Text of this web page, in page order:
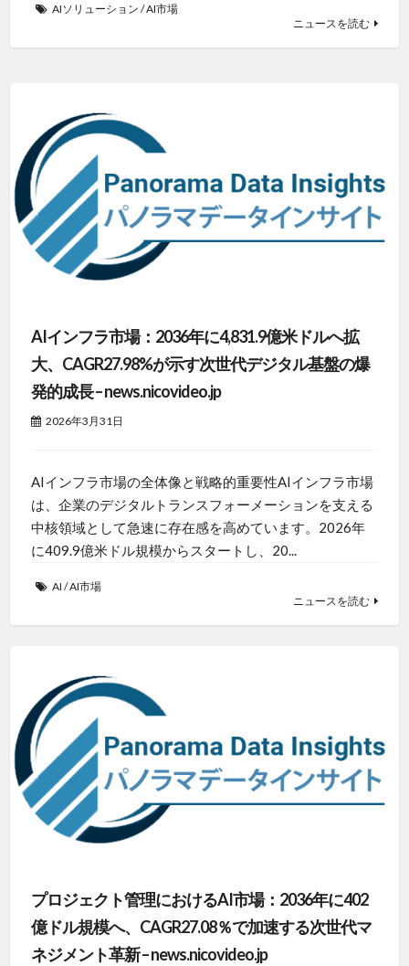
AIソリューション /AI市場
ニュースを読む
AIインフラ市場：2036年に4,831.9億米ドルへ拡
大、CAGR27.98%が示す次世代デジタル基盤の爆
発的成長 – news.nicovideo.jp
2026年3月31日
AIインフラ市場の全体像と戦略的重要性AIインフラ市場
は、企業のデジタルトランスフォーメーションを支える
中核領域として急速に存在感を高めています。2026年
に409.9億米ドル規模からスタートし、20...
AI /AI市場
ニュースを読む
プロジェクト管理におけるAI市場：2036年に402
億ドル規模へ、CAGR27.08％で加速する次世代マ
ネジメント革新 – news.nicovideo.jp